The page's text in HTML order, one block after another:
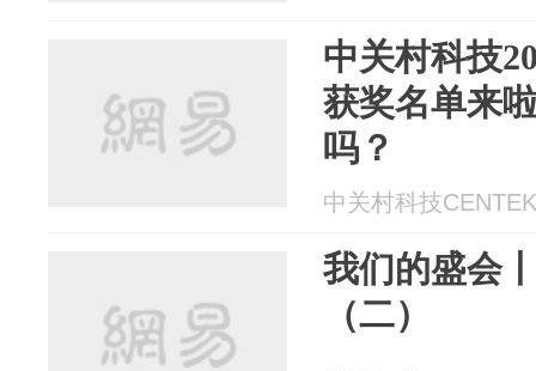
中关村科技
获奖名单来
吗？
中关村科技
我们的盛会
（二）